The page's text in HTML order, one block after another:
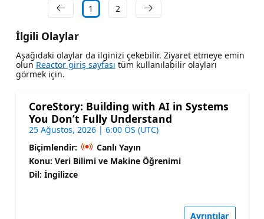
1 2
İlgili Olaylar
Aşağıdaki olaylar da ilginizi çekebilir. Ziyaret etmeye emin
olun Reactor giriş sayfası tüm kullanılabilir olayları
görmek için.
CoreStory: Building with AI in Systems
You Don’t Fully Understand
25 Ağustos, 2026 | 6:00 ÖS (UTC)
Biçimlendir:
Canlı Yayın
Konu: Veri Bilimi ve Makine Öğrenimi
Dil: İngilizce
Ayrıntılar